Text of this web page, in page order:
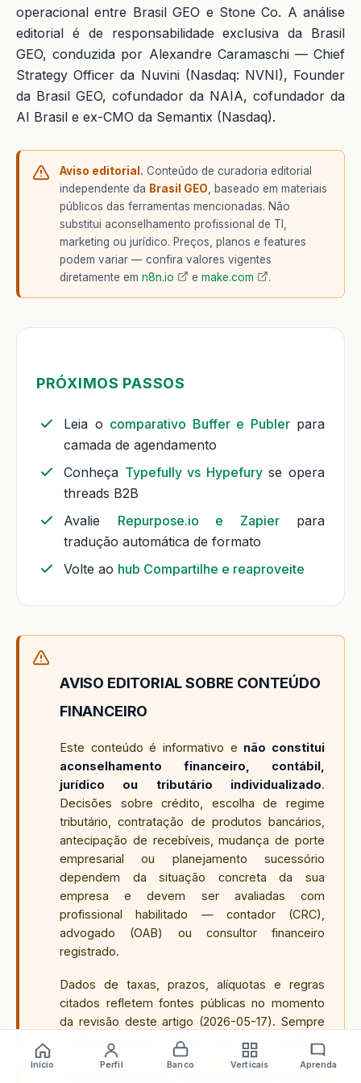
operacional entre Brasil GEO e Stone Co. A análise
editorial é de responsabilidade exclusiva da Brasil
GEO, conduzida por Alexandre Caramaschi — Chief
Strategy Officer da Nuvini (Nasdaq: NVNI), Founder
da Brasil GEO, cofundador da NAIA, cofundador da
AI Brasil e ex-CMO da Semantix (Nasdaq).
Aviso editorial. Conteúdo de curadoria editorial
independente da Brasil GEO , baseado em materiais
públicos das ferramentas mencionadas. Não
substitui aconselhamento profissional de TI,
marketing ou jurídico. Preços, planos e features
podem variar — confira valores vigentes
diretamente em n8n.io e make.com .
PRÓXIMOS PASSOS
Leia o comparativo Buffer e Publerpara
camada de agendamento
Conheça Typefully vs Hypefuryse opera
threads B2B
Avalie Repurpose.io e Zapierpara
tradução automática de formato
Volte ao hub Compartilhe e reaproveite
AVISO EDITORIAL SOBRE CONTEÚDO
FINANCEIRO
Este conteúdo é informativo e não constitui
aconselhamento financeiro, contábil,
jurídico ou tributário individualizado.
Decisões sobre crédito, escolha de regime
tributário, contratação de produtos bancários,
antecipação de recebíveis, mudança de porte
empresarial ou planejamento sucessório
dependem da situação concreta da sua
empresa e devem ser avaliadas com
profissional habilitado — contador (CRC),
advogado (OAB) ou consultor financeiro
registrado.
Dados de taxas, prazos, alíquotas e regras
citados refletem fontes públicas no momento
da revisão deste artigo (2026-05-17). Sempre
confirme valores oficiais antes de contratar:
Receita Federal (gov.br/receitafederal), Banco
Início Perfil Banco Verticais Aprenda